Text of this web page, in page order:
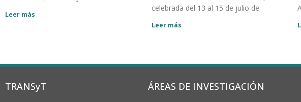
Leer más
celebrada del 13 al 15 de julio de
Leer más
TRANSyT ÁREAS DE INVESTIGACIÓN